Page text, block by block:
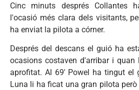
Cinc minuts després Collantes
l'ocasió més clara dels visitants,
ha enviat la pilota a córner.
Després del descans el guió ha
ocasions costaven d'arribar i quan
aprofitat. Al 69' Powel ha tingut el
Luna li ha ficat una gran pilota